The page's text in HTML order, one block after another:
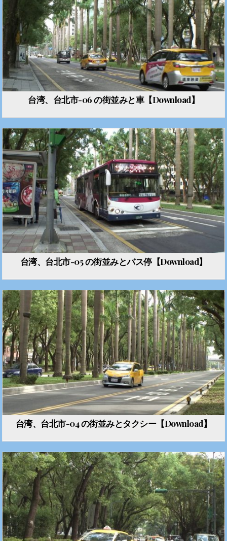
台湾、台北市-06 の街並みと車【Download】
台湾、台北市-05 の街並みとバス停【Download】
台湾、台北市-04 の街並みとタクシー【Download】